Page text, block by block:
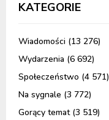
KATEGORIE
Wiadomości (13 276)
Wydarzenia (6 692)
Społeczeństwo (4 571)
Na sygnale (3 772)
Gorący temat(3 519)